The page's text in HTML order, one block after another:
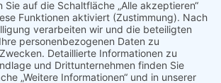
(TVO)